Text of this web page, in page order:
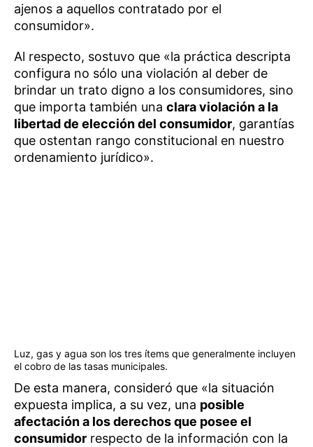
ajenos a aquellos contratado por el
consumidor».
Al respecto, sostuvo que «la práctica descripta
configura no sólo una violación al deber de
brindar un trato digno a los consumidores, sino
que importa también una clara violación a la
libertad de elección del consumidor, garantías
que ostentan rango constitucional en nuestro
ordenamiento jurídico».
Luz, gas y agua son los tres ítems que generalmente incluyen
el cobro de las tasas municipales.
De esta manera, consideró que «la situación
expuesta implica, a su vez, una posible
afectación a los derechos que posee el
consumidor respecto de la información con la